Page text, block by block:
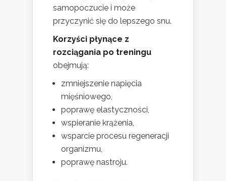
samopoczucie i może
przyczynić się do lepszego snu.
Korzyści płynące z
rozciągania po treningu
obejmują:
zmniejszenie napięcia
mięśniowego,
poprawę elastyczności,
wspieranie krążenia,
wsparcie procesu regeneracji
organizmu,
poprawę nastroju.